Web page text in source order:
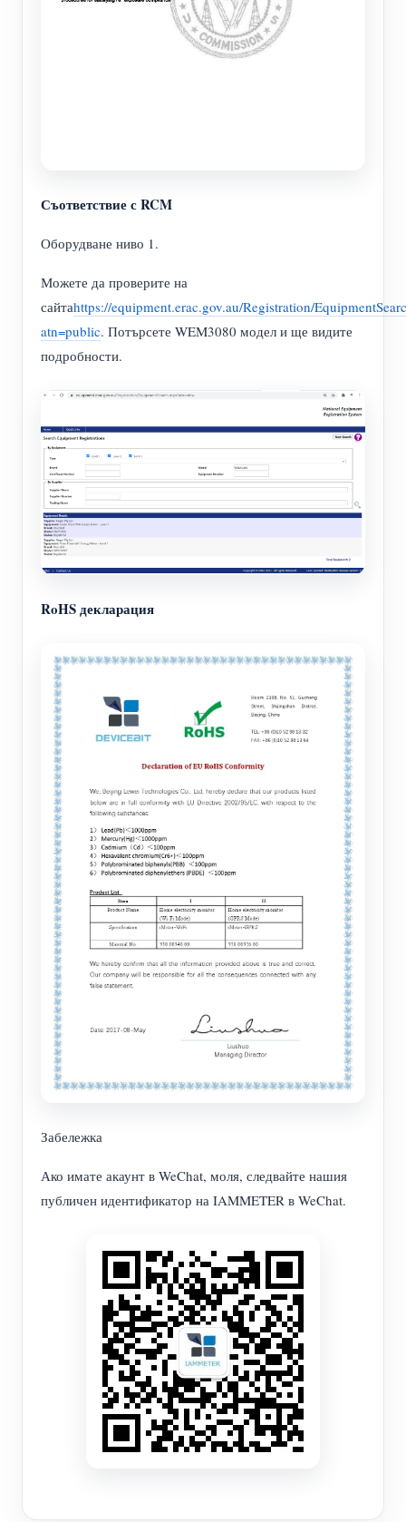
Съответствие с RCM
Оборудване ниво 1.
Можете да проверите на
сайтаhttps://equipment.erac.gov.au/Registration/
atn=public. Потърсете WEM3080 модел и ще видите
подробности.
RoHS декларация
Забележка
Ако имате акаунт в WeChat, моля, следвайте нашия
публичен идентификатор на IAMMETER в WeChat.